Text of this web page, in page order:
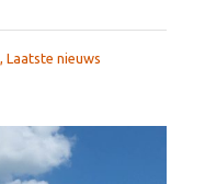
Laatste nieuws